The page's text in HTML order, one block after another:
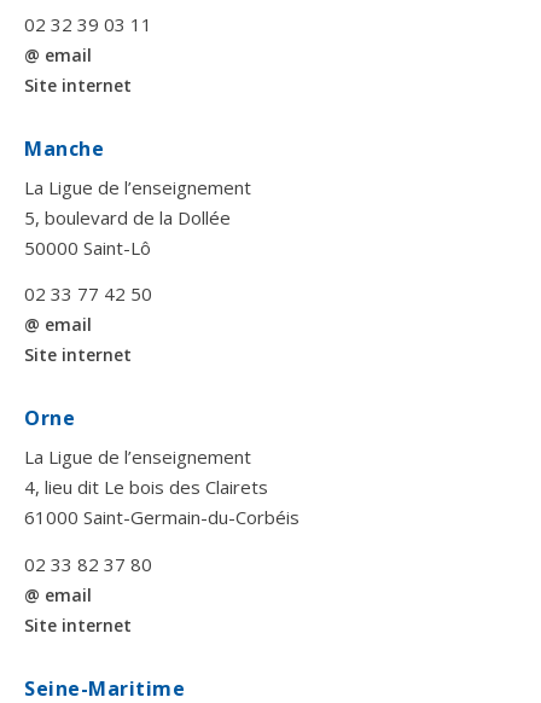
02 32 39 03 11
@ email
Site internet
Manche
La Ligue de l’enseignement
5, boulevard de la Dollée
50000 Saint-Lô
02 33 77 42 50
@ email
Site internet
Orne
La Ligue de l’enseignement
4, lieu dit Le bois des Clairets
61000 Saint-Germain-du-Corbéis
02 33 82 37 80
@ email
Site internet
Seine-Maritime